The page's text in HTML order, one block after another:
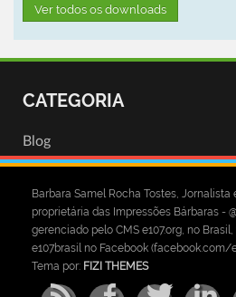
Ver todos os downloads
CATEGORIA
Blog
Barbara Samel Rocha Tostes, Jornalista
proprietária das Impressões Bárbaras -
gerenciado pelo CMS e107.org, no
e107brasil no Facebook (facebook.com/
Tema por: FIZI THEMES